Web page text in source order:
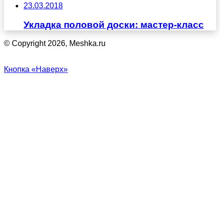
23.03.2018
Укладка половой доски: мастер-класс
© Copyright 2026, Meshka.ru
Кнопка «Наверх»